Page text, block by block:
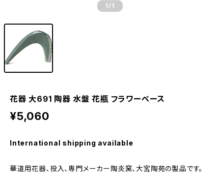
1 /1
花器 大691 陶器 水盤 花瓶 フラワーベース
¥5,060
International shipping available
華道用花器、投入、専門メーカー陶炎窯、大宮陶苑の製品です。